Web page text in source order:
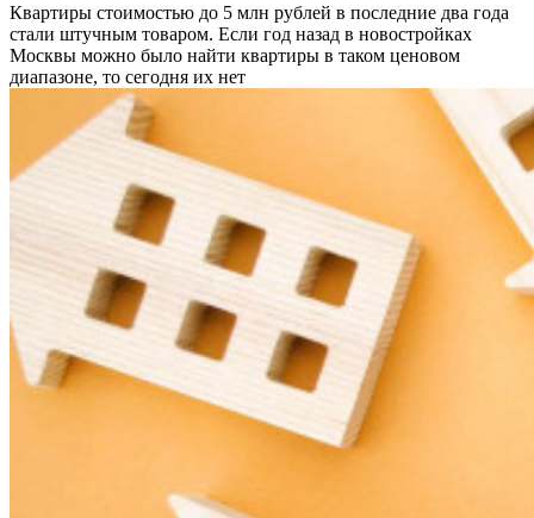
Квартиры стоимостью до 5 млн рублей в последние два года
стали штучным товаром. Если год назад в новостройках
Москвы можно было найти квартиры в таком ценовом
диапазоне, то сегодня их нет